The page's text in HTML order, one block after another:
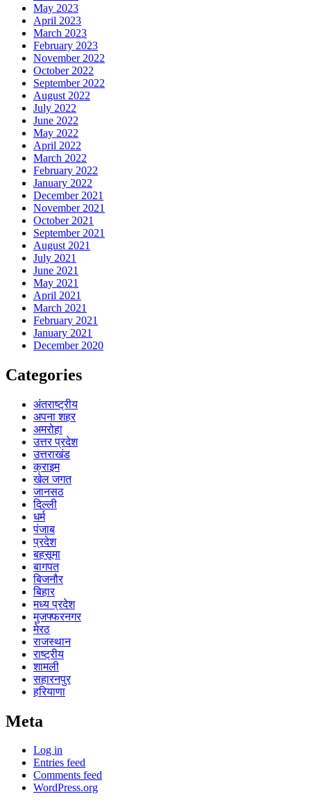
May 2023
April 2023
March 2023
February 2023
November 2022
October 2022
September 2022
August 2022
July 2022
June 2022
May 2022
April 2022
March 2022
February 2022
January 2022
December 2021
November 2021
October 2021
September 2021
August 2021
July 2021
June 2021
May 2021
April 2021
March 2021
February 2021
January 2021
December 2020
Categories
अंतराष्ट्रीय
अपना शहर
अमरोहा
उत्तर प्रदेश
उत्तराखंड
क्राइम
खेल जगत
जानसठ
दिल्ली
धर्म
पंजाब
प्रदेश
बहसूमा
बागपत
बिजनौर
बिहार
मध्य प्रदेश
मुजफ्फरनगर
मेरठ
राजस्थान
राष्ट्रीय
शामली
सहारनपुर
हरियाणा
Meta
Log in
Entries feed
Comments feed
WordPress.org